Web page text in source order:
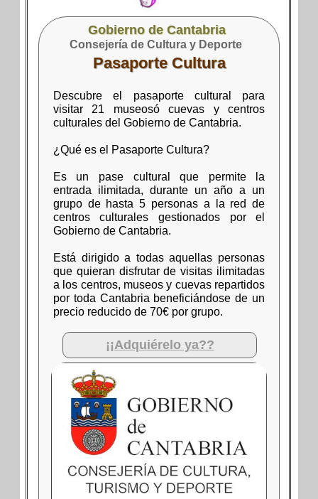
Gobierno de Cantabria
Consejería de Cultura y Deporte
Pasaporte Cultura
Descubre el pasaporte cultural para
visitar 21 museosó cuevas y centros
culturales del Gobierno de Cantabria.
¿Qué es el Pasaporte Cultura?
Es un pase cultural que permite la
entrada ilimitada, durante un año a un
grupo de hasta 5 personas a la red de
centros culturales gestionados por el
Gobierno de Cantabria.
Está dirigido a todas aquellas personas
que quieran disfrutar de visitas ilimitadas
a los centros, museos y cuevas repartidos
por toda Cantabria beneficiándose de un
precio reducido de 70€ por grupo.
¡¡Adquiérelo ya??